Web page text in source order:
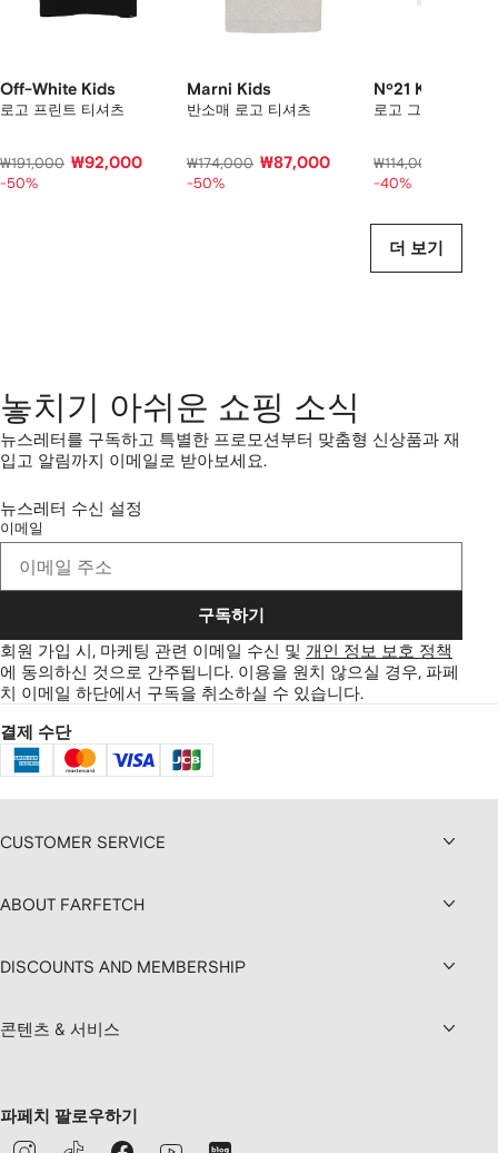
Off-White Kids
로고 프린트 티셔츠
₩191,000 ₩92,000
-50%
Marni Kids
반소매 로고 티셔츠
₩174,000 ₩87,000
-50%
Nº21 Kids
로고 그래픽 티셔츠
₩114,000
-40%
더 보기
놓치기 아쉬운 쇼핑 소식
뉴스레터를 구독하고 특별한 프로모션부터 맞춤형 신상품과 재
입고 알림까지 이메일로 받아보세요.
뉴스레터 수신 설정
이메일
구독하기
회원 가입 시, 마케팅 관련 이메일 수신 및 개인 정보 보호 정책
에 동의하신 것으로 간주됩니다. 이용을 원치 않으실 경우, 파페
치 이메일 하단에서 구독을 취소하실 수 있습니다.
결제 수단
CUSTOMER SERVICE
ABOUT FARFETCH
DISCOUNTS AND MEMBERSHIP
콘텐츠 & 서비스
파페치 팔로우하기